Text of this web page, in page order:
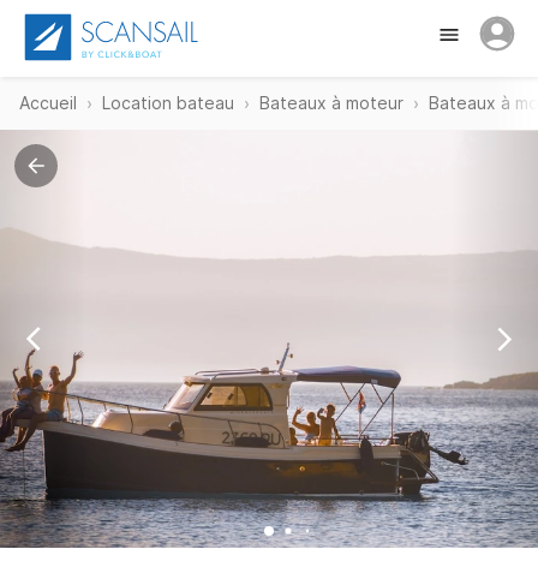
Accueil Location bateau Bateaux à moteur Bateaux à